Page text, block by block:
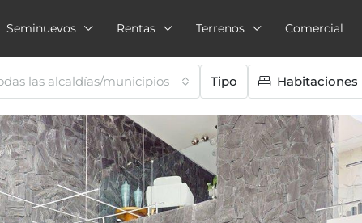
Seminuevos Rentas Terrenos Comercial
las alcaldías/municipios Tipo Habitaciones